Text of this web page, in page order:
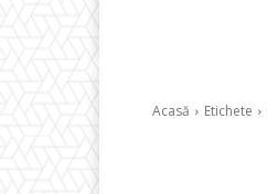
Acasă Etichete